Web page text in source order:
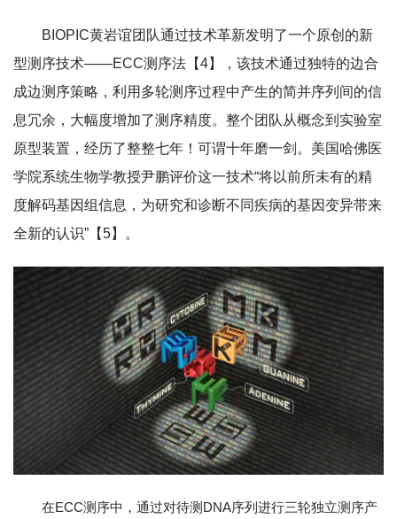
BIOPIC黄岩谊团队通过技术革新发明了一个原创的新
型测序技术——ECC测序法【4】，该技术通过独特的边合
成边测序策略，利用多轮测序过程中产生的简并序列间的信
息冗余，大幅度增加了测序精度。整个团队从概念到实验室
原型装置，经历了整整七年！可谓十年磨一剑。美国哈佛医
学院系统生物学教授尹鹏评价这一技术“将以前所未有的精
度解码基因组信息，为研究和诊断不同疾病的基因变异带来
全新的认识”【5】。
在ECC测序中，通过对待测DNA序列进行三轮独立测序产